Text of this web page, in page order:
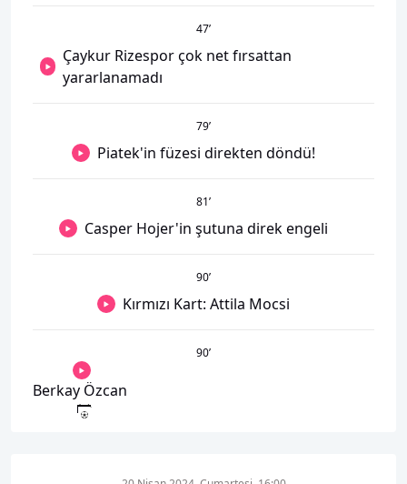
47’
Çaykur Rizespor çok net fırsattan
yararlanamadı
79’
Piatek'in füzesi direkten döndü!
81’
Casper Hojer'in şutuna direk engeli
90’
Kırmızı Kart: Attila Mocsi
90’
Berkay Özcan